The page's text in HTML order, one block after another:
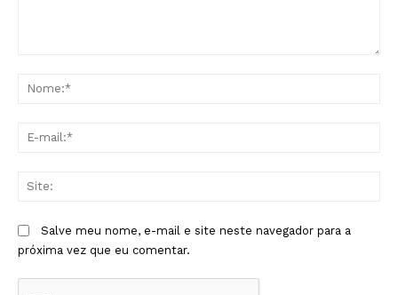
Salve meu nome, e-mail e site neste navegador para a
próxima vez que eu comentar.